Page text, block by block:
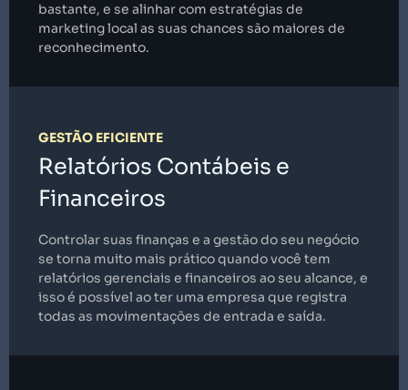
bastante, e se alinhar com estratégias de
marketing local as suas chances são maiores de
reconhecimento.
GESTÃO EFICIENTE
Relatórios Contábeis e
Financeiros
Controlar suas finanças e a gestão do seu negócio
se torna muito mais prático quando você tem
relatórios gerenciais e financeiros ao seu alcance, e
isso é possível ao ter uma empresa que registra
todas as movimentações de entrada e saída.